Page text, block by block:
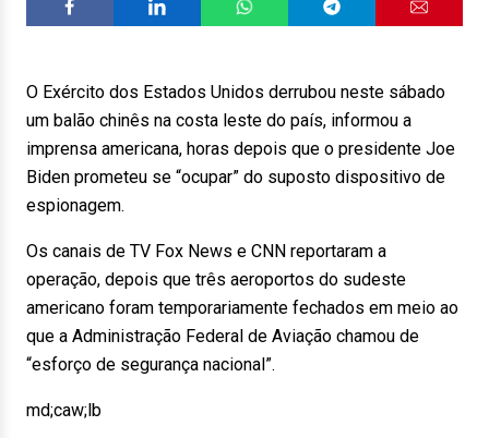
O Exército dos Estados Unidos derrubou neste sábado
um balão chinês na costa leste do país, informou a
imprensa americana, horas depois que o presidente Joe
Biden prometeu se “ocupar” do suposto dispositivo de
espionagem.
Os canais de TV Fox News e CNN reportaram a
operação, depois que três aeroportos do sudeste
americano foram temporariamente fechados em meio ao
que a Administração Federal de Aviação chamou de
“esforço de segurança nacional”.
md;caw;lb